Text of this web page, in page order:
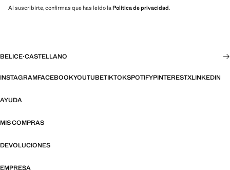
Al suscribirte, confirmas que has leído la Política de privacidad.
BELICE·CASTELLANO
INSTAGRAMFACEBOOKYOUTUBETIKTOKSPOTIFYPINTERESTXLINKEDIN
AYUDA
MIS COMPRAS
DEVOLUCIONES
EMPRESA